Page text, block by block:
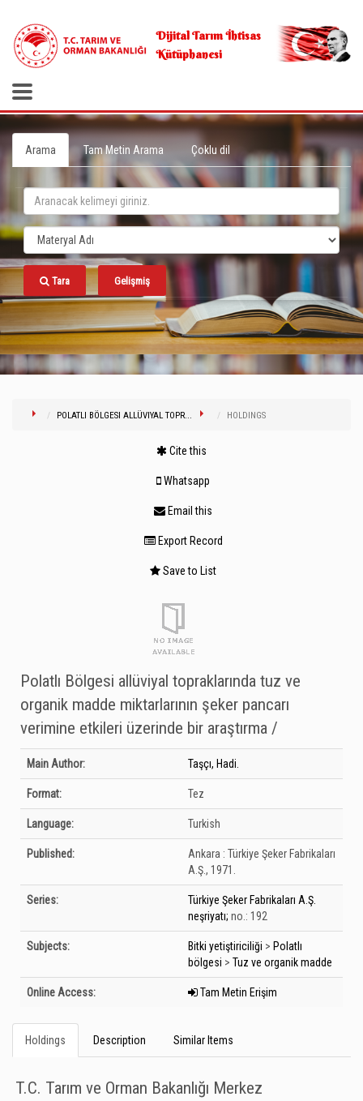
Dijital Tarım İhtisas
Kütüphanesi
Arama Tam Metin Arama Çoklu dil
Tara Gelişmiş
POLATLI BÖLGESI ALLÜVIYAL TOPR... HOLDINGS
Cite this
Whatsapp
Email this
Export Record
Save to List
Polatlı Bölgesi allüviyal topraklarında tuz ve
organik madde miktarlarının şeker pancarı
verimine etkileri üzerinde bir araştırma /
Bibliographic Details
Main Author: Taşçı, Hadi.
Format: Tez
Language: Turkish
Published: Ankara : Türkiye Şeker Fabrikaları
A.Ş., 1971.
Series:
Türkiye Şeker Fabrikaları A.Ş.
neşriyatı; no.: 192
Subjects: Bitki yetiştiriciliği > Polatlı
bölgesi > Tuz ve organik madde
Online Access: Tam Metin Erişim
Holdings Description Similar Items
T.C. Tarım ve Orman Bakanlığı Merkez